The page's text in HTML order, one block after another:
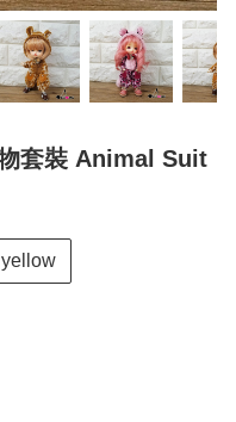
套裝 Animal Suit